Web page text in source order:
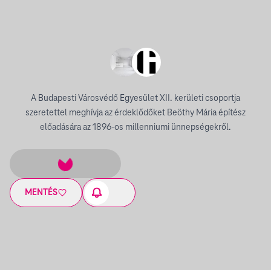
A Budapesti Városvédő Egyesület XII. kerületi csoportja
szeretettel meghívja az érdeklődőket Beöthy Mária építész
előadására az 1896-os millenniumi ünnepségekről.
MENTÉS